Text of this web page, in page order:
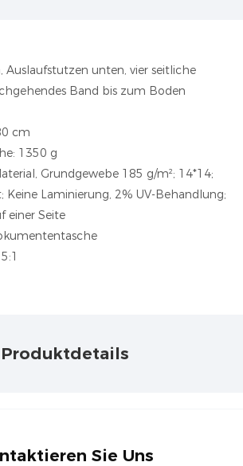
Auslaufstutzen unten, vier seitliche
Band bis zum Boden
cm
1350 g
Grundgewebe 185 g/m²; 14*14;
Laminierung, 2% UV-Behandlung;
einer Seite
Produktdetails
Sie Uns